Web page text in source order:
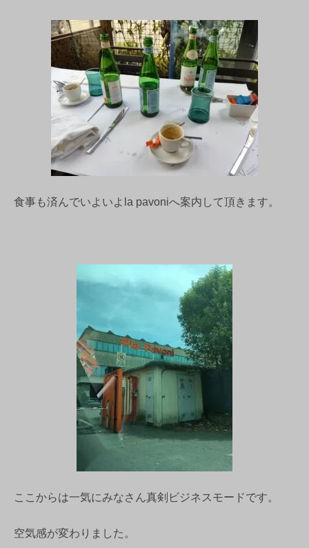
食事も済んでいよいよla pavoniへ案内して頂きます。
ここからは一気にみなさん真剣ビジネスモードです。
空気感が変わりました。